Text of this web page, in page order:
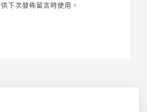
下次發佈留言時使用。